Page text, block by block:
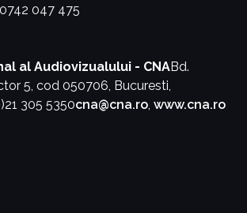
047 475
al Audiovizualului - CNABd.
5, cod 050706, Bucuresti,
305 5350cna@cna.ro, www.cna.ro